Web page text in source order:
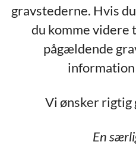
gravstederne. Hvis
du komme videre
pågældende
Vi ønsker rigtig
En